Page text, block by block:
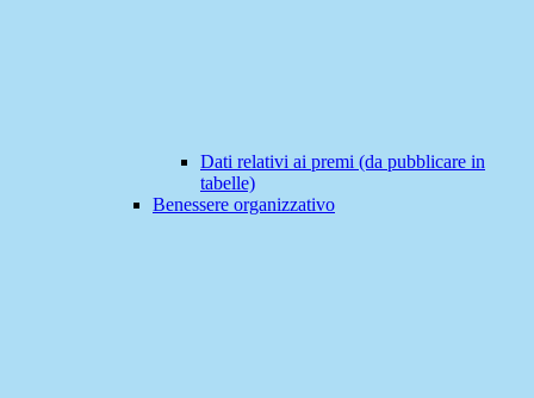
Dati relativi ai premi (da pubblicare in
tabelle)
Benessere organizzativo